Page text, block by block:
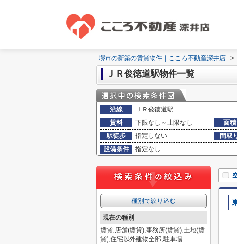
堺市の新築の賃貸物件｜こころ不動産深井店 >
ＪＲ俊徳道駅物件一覧
沿線
ＪＲ俊徳道駅
賃料
下限なし～上限なし 面積
駅徒歩
指定しない 間取
設備条件
指定なし
種別で絞り込む
現在の種別
賃貸,店舗(賃貸),事務所(賃貸),土地(賃
貸),住宅以外建物全部,駐車場